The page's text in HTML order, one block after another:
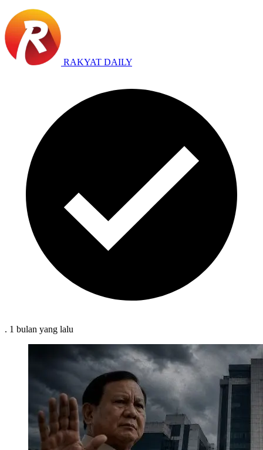
RAKYAT DAILY
. 1 bulan yang lalu